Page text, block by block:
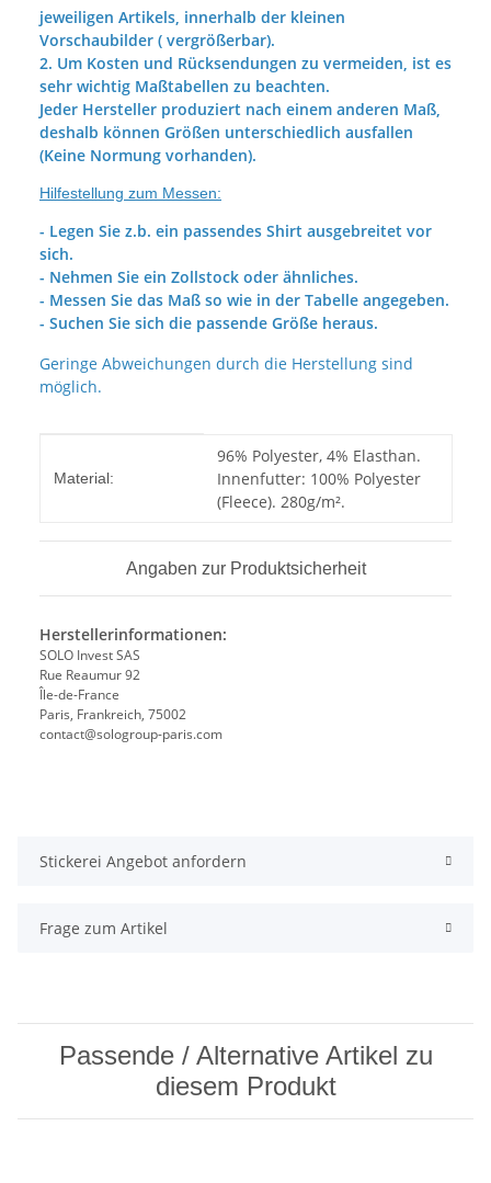
jeweiligen Artikels, innerhalb der kleinen
Vorschaubilder ( vergrößerbar).
2. Um Kosten und Rücksendungen zu vermeiden, ist es
sehr wichtig Maßtabellen zu beachten.
Jeder Hersteller produziert nach einem anderen Maß,
deshalb können Größen unterschiedlich ausfallen
(Keine Normung vorhanden).
Hilfestellung zum Messen:
- Legen Sie z.b. ein passendes Shirt ausgebreitet vor
sich.
- Nehmen Sie ein Zollstock oder ähnliches.
- Messen Sie das Maß so wie in der Tabelle angegeben.
- Suchen Sie sich die passende Größe heraus.
Geringe Abweichungen durch die Herstellung sind
möglich.
Material:
96% Polyester, 4% Elasthan.
Innenfutter: 100% Polyester
(Fleece). 280g/m².
Angaben zur Produktsicherheit
Herstellerinformationen:
SOLO Invest SAS
Rue Reaumur 92
Île-de-France
Paris, Frankreich, 75002
contact@sologroup-paris.com
Stickerei Angebot anfordern
Frage zum Artikel
Passende / Alternative Artikel zu
diesem Produkt